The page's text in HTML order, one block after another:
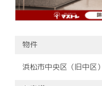
物件
浜松市中央区（旧中区